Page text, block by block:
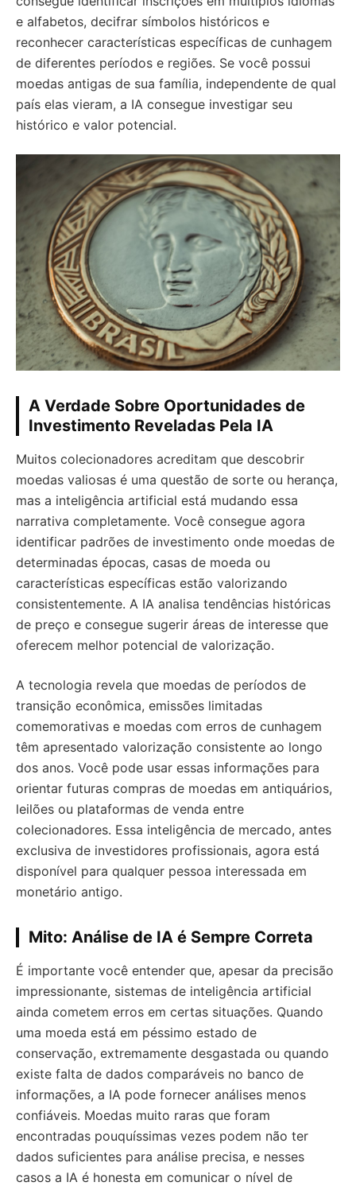
e alfabetos, decifrar símbolos históricos e
reconhecer características específicas de cunhagem
de diferentes períodos e regiões. Se você possui
moedas antigas de sua família, independente de qual
país elas vieram, a IA consegue investigar seu
histórico e valor potencial.
A Verdade Sobre Oportunidades de
Investimento Reveladas Pela IA
Muitos colecionadores acreditam que descobrir
moedas valiosas é uma questão de sorte ou herança,
mas a inteligência artificial está mudando essa
narrativa completamente. Você consegue agora
identificar padrões de investimento onde moedas de
determinadas épocas, casas de moeda ou
características específicas estão valorizando
consistentemente. A IA analisa tendências históricas
de preço e consegue sugerir áreas de interesse que
oferecem melhor potencial de valorização.
A tecnologia revela que moedas de períodos de
transição econômica, emissões limitadas
comemorativas e moedas com erros de cunhagem
têm apresentado valorização consistente ao longo
dos anos. Você pode usar essas informações para
orientar futuras compras de moedas em antiquários,
leilões ou plataformas de venda entre
colecionadores. Essa inteligência de mercado, antes
exclusiva de investidores profissionais, agora está
disponível para qualquer pessoa interessada em
monetário antigo.
Mito: Análise de IA é Sempre Correta
É importante você entender que, apesar da precisão
impressionante, sistemas de inteligência artificial
ainda cometem erros em certas situações. Quando
uma moeda está em péssimo estado de
conservação, extremamente desgastada ou quando
existe falta de dados comparáveis no banco de
informações, a IA pode fornecer análises menos
confiáveis. Moedas muito raras que foram
encontradas pouquíssimas vezes podem não ter
dados suficientes para análise precisa, e nesses
casos a IA é honesta em comunicar o nível de